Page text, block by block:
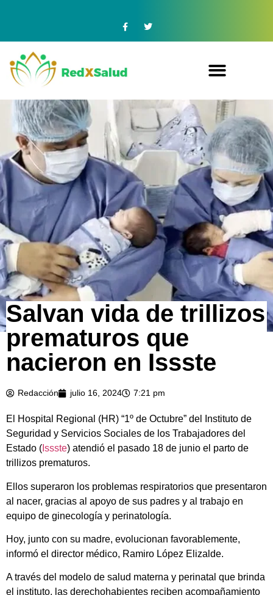
Salvan vida de trillizos
prematuros que
nacieron en Issste
Redacción julio 16, 2024 7:21 pm
El Hospital Regional (HR) “1º de Octubre” del Instituto de
Seguridad y Servicios Sociales de los Trabajadores del
Estado ( Issste) atendió el pasado 18 de junio el parto de
trillizos prematuros.
Ellos superaron los problemas respiratorios que presentaron
al nacer, gracias al apoyo de sus padres y al trabajo en
equipo de ginecología y perinatología.
Hoy, junto con su madre, evolucionan favorablemente,
informó el director médico, Ramiro López Elizalde.
A través del modelo de salud materna y perinatal que brinda
el instituto, las derechohabientes reciben acompañamiento